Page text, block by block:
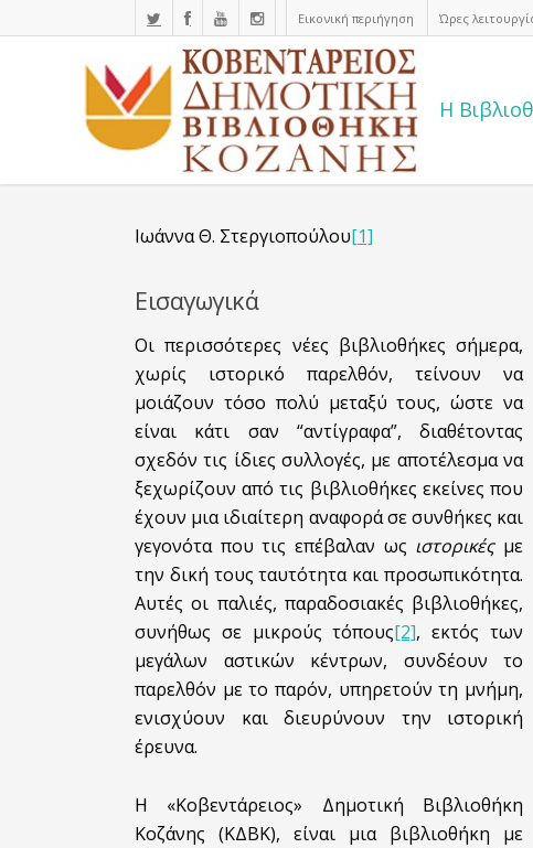
Εικονική περιήγηση Ώρες
Η
Η ιστορία μας
Ιωάννα Θ. Στεργιοπούλου[1]
Εισαγωγικά
Οι περισσότερες νέες βιβλιοθήκες σήμερα,
χωρίς ιστορικό παρελθόν, τείνουν να
μοιάζουν τόσο πολύ μεταξύ τους, ώστε να
είναι κάτι σαν “αντίγραφα”, διαθέτοντας
σχεδόν τις ίδιες συλλογές, με αποτέλεσμα να
ξεχωρίζουν από τις βιβλιοθήκες εκείνες που
έχουν μια ιδιαίτερη αναφορά σε συνθήκες και
γεγονότα που τις επέβαλαν ως ιστορικές με
την δική τους ταυτότητα και προσωπικότητα.
Αυτές οι παλιές, παραδοσιακές βιβλιοθήκες,
συνήθως σε μικρούς τόπους[2], εκτός των
μεγάλων αστικών κέντρων, συνδέουν το
παρελθόν με το παρόν, υπηρετούν τη μνήμη,
ενισχύουν και διευρύνουν την ιστορική
έρευνα.
Η «Κοβεντάρειος» Δημοτική Βιβλιοθήκη
Κοζάνης (ΚΔΒΚ), είναι μια βιβλιοθήκη με